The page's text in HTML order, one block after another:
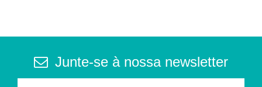
Junte-se à nossa newsletter